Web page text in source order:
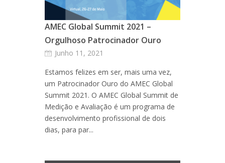
AMEC Global Summit 2021 –
Orgulhoso Patrocinador Ouro
Junho 11, 2021
Estamos felizes em ser, mais uma vez,
um Patrocinador Ouro do AMEC Global
Summit 2021. O AMEC Global Summit de
Medição e Avaliação é um programa de
desenvolvimento profissional de dois
dias, para par...